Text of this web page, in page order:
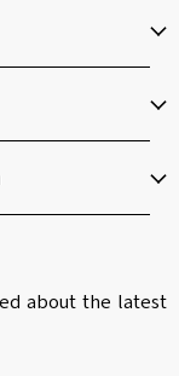
about the latest